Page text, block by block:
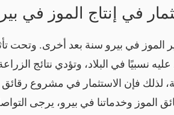
في إنتاج الموز في
في بيرو سنة بعد أخرى. وتحت
نسبيًا في البلاد، وتؤدي نتائج
لذلك فإن الاستثمار في مشروع
الموز وخدماتنا في بيرو، يرجى